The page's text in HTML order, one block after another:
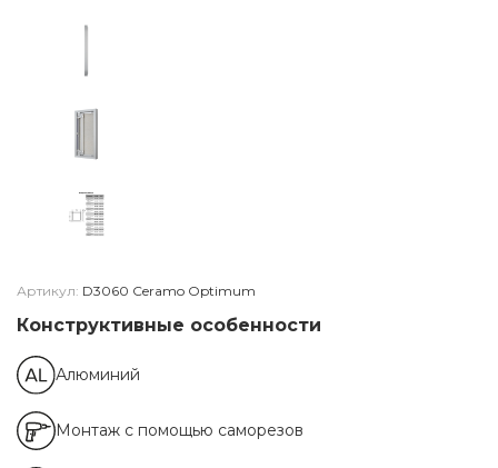
Артикул: D3060 Ceramo Optimum
Конструктивные особенности
Алюминий
Монтаж с помощью саморезов